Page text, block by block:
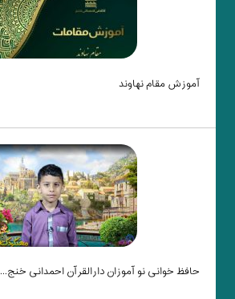
آموزش مقام نهاوند
حافظ خوانی نو آموزان دارالقرآن احمدانی خنج...